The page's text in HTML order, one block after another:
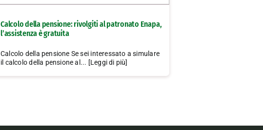
Calcolo della pensione: rivolgiti al patronato Enapa,
l’assistenza è gratuita
Calcolo della pensione Se sei interessato a simulare
il calcolo della pensione al... [Leggi di più]